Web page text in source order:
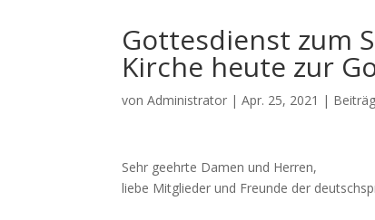
Gottesdienst zum
Kirche heute zur
vonAdministrator |Apr. 25, 2021 |
Sehr geehrte Damen und Herren,
liebe Mitglieder und Freunde der